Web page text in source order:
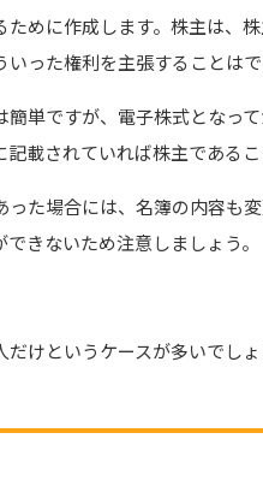
めに作成します。株主は、
った権利を主張することはで
単ですが、電子株式となっ
載されていれば株主である
た場合には、名簿の内容も
きないため注意しましょう。
けというケースが多いでし